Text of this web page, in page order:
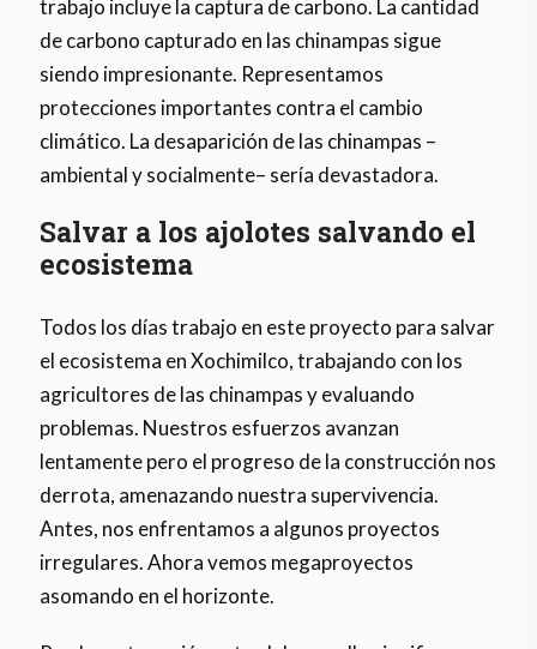
trabajo incluye la captura de carbono. La cantidad
de carbono capturado en las chinampas sigue
siendo impresionante. Representamos
protecciones importantes contra el cambio
climático. La desaparición de las chinampas –
ambiental y socialmente– sería devastadora.
Salvar a los ajolotes salvando el
ecosistema
Todos los días trabajo en este proyecto para salvar
el ecosistema en Xochimilco, trabajando con los
agricultores de las chinampas y evaluando
problemas. Nuestros esfuerzos avanzan
lentamente pero el progreso de la construcción nos
derrota, amenazando nuestra supervivencia.
Antes, nos enfrentamos a algunos proyectos
irregulares. Ahora vemos megaproyectos
asomando en el horizonte.